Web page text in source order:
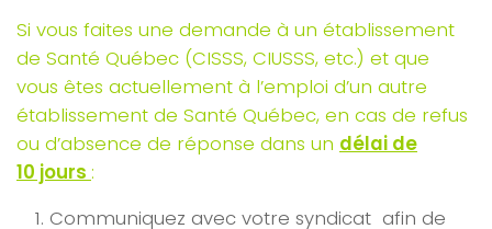
Si vous faites une demande à un établissement
de Santé Québec (CISSS, CIUSSS, etc.) et que
vous êtes actuellement à l’emploi d’un autre
établissement de Santé Québec, en cas de refus
ou d’absence de réponse dans un délai de
10 jours :
Communiquez avec votre syndicat afin de